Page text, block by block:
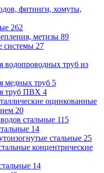
фитинги, хомуты,
262
метизы 89
системы 27
водопроводных труб из
медных труб 5
труб ПВХ 4
оцинкованные
20
стальные 115
14
стальные 25
концентрические
14